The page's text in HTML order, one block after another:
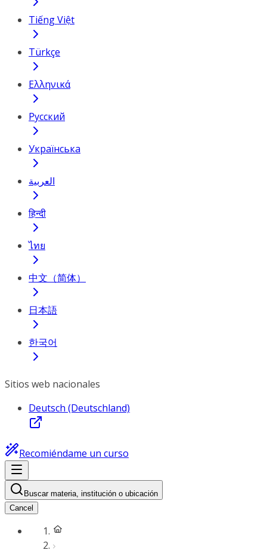
Tiếng Việt
Türkçe
Ελληνικά
Русский
Українська
العربية
हिन्दी
ไทย
中文（简体）
日本語
한국어
Sitios web nacionales
Deutsch (Deutschland)
Recomiéndame un curso
Buscar materia, institución o ubicación
Cancel